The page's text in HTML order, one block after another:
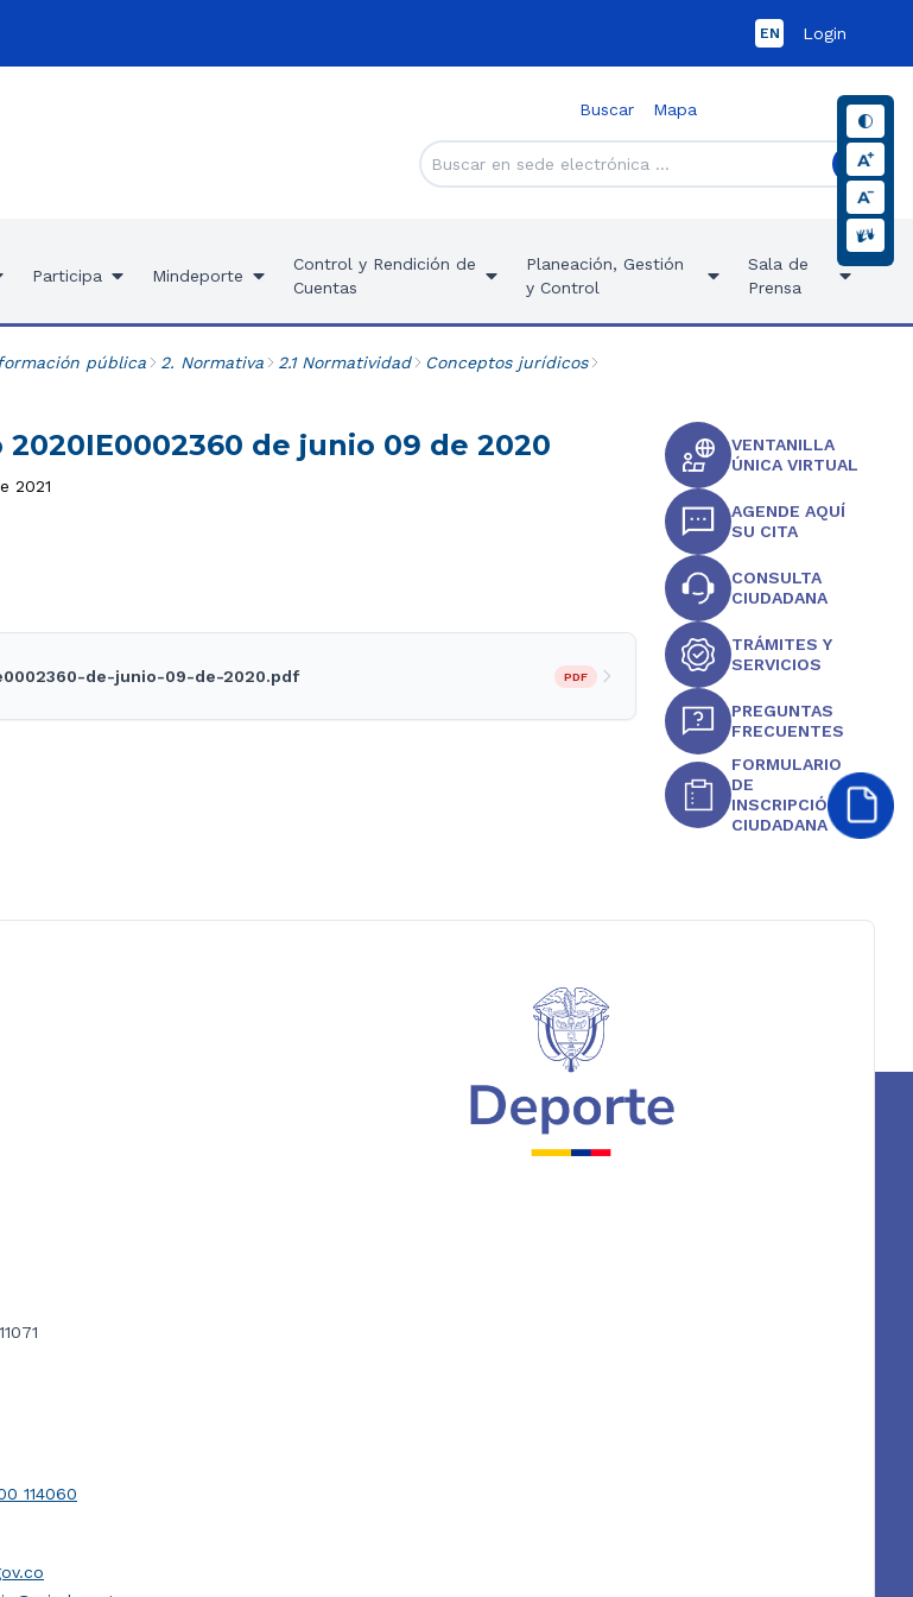
EN Login
Buscar Mapa
Participa Mindeporte
Control y Rendición de
Cuentas
Planeación, Gestión
y Control
Sala de
Prensa
pública 2. Normativa 2.1 Normatividad
Conceptos jurídicos
de junio 09 de 2020
2021
de-junio-09-de-2020.pdf PDF
VENTANILLA
ÚNICA VIRTUAL
AGENDE AQUÍ
SU CITA
CONSULTA
CIUDADANA
TRÁMITES Y
SERVICIOS
PREGUNTAS
FRECUENTES
FORMULARIO
DE
INSCRIPCIÓN
CIUDADANA
114060